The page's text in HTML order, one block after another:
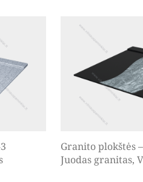
Granito plokštės
Juodas granitas,